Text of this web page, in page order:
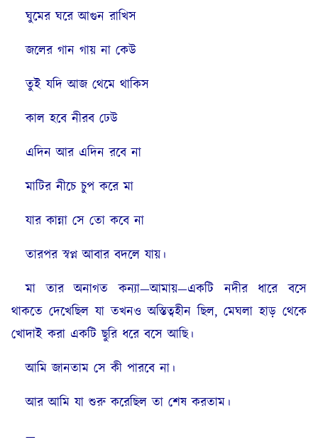
ঘুমের ঘরে আগুন রাখিস
জলের গান গায় না কেউ
তুই যদি আজ থেমে থাকিস
কাল হবে নীরব ঢেউ
এদিন আর এদিন রবে না
মাটির নীচে চুপ করে মা
যার কান্না সে তো কবে না
তারপর স্বপ্ন আবার বদলে যায়।
মা তার অনাগত কন্যা—আমায়—একটি নদীর ধারে বসে
থাকতে দেখেছিল যা তখনও অস্তিত্বহীন ছিল, মেঘলা হাড় থেকে
খোদাই করা একটি ছুরি ধরে বসে আছি।
আমি জানতাম সে কী পারবে না।
আর আমি যা শুরু করেছিল তা শেষ করতাম।
—